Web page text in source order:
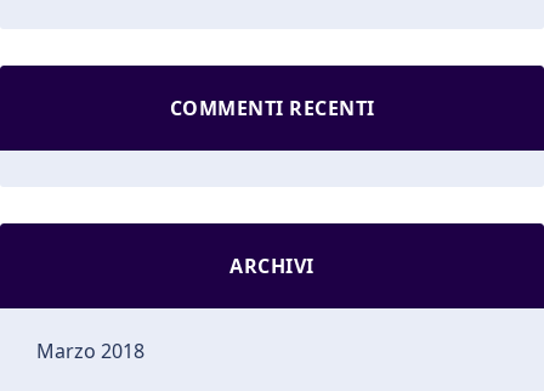
COMMENTI RECENTI
ARCHIVI
Marzo 2018